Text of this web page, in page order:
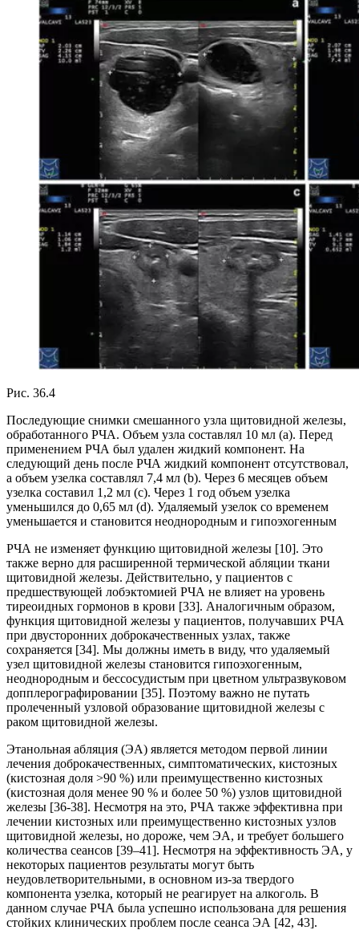
Рис. 36.4
Последующие снимки смешанного узла щитовидной железы,
обработанного РЧА. Объем узла составлял 10 мл (a). Перед
применением РЧА был удален жидкий компонент. На
следующий день после РЧА жидкий компонент отсутствовал,
а объем узелка составлял 7,4 мл (b). Через 6 месяцев объем
узелка составил 1,2 мл (c). Через 1 год объем узелка
уменьшился до 0,65 мл (d). Удаляемый узелок со временем
уменьшается и становится неоднородным и гипоэхогенным
РЧА не изменяет функцию щитовидной железы [10]. Это
также верно для расширенной термической абляции ткани
щитовидной железы. Действительно, у пациентов с
предшествующей лобэктомией РЧА не влияет на уровень
тиреоидных гормонов в крови [33]. Аналогичным образом,
функция щитовидной железы у пациентов, получавших РЧА
при двусторонних доброкачественных узлах, также
сохраняется [34]. Мы должны иметь в виду, что удаляемый
узел щитовидной железы становится гипоэхогенным,
неоднородным и бессосудистым при цветном ультразвуковом
допплерографировании [35]. Поэтому важно не путать
пролеченный узловой образование щитовидной железы с
раком щитовидной железы.
Этанольная абляция (ЭА) является методом первой линии
лечения доброкачественных, симптоматических, кистозных
(кистозная доля >90 %) или преимущественно кистозных
(кистозная доля менее 90 % и более 50 %) узлов щитовидной
железы [36-38]. Несмотря на это, РЧА также эффективна при
лечении кистозных или преимущественно кистозных узлов
щитовидной железы, но дороже, чем ЭА, и требует большего
количества сеансов [39–41]. Несмотря на эффективность ЭА, у
некоторых пациентов результаты могут быть
неудовлетворительными, в основном из-за твердого
компонента узелка, который не реагирует на алкоголь. В
данном случае РЧА была успешно использована для решения
стойких клинических проблем после сеанса ЭА [42, 43].